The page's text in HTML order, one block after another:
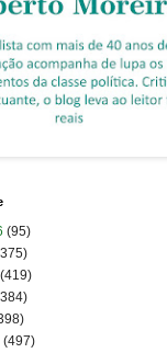
(95)
(419)
(497)